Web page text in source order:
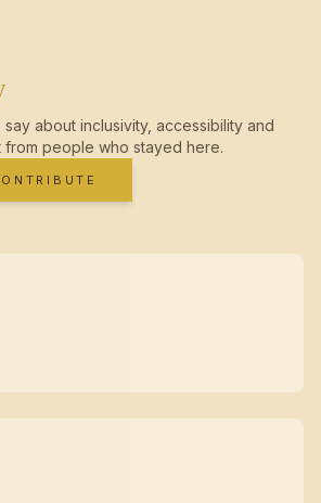
about inclusivity, accessibility and
people who stayed here.